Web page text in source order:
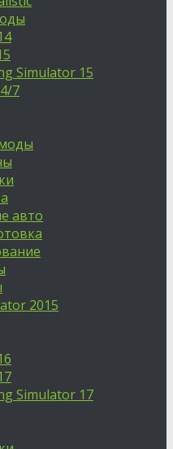
Simulator 15
7
авто
2015
Simulator 17